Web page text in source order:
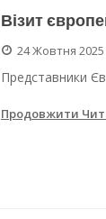
Візит
24 Жовтня 2025
Представники
Продовжити